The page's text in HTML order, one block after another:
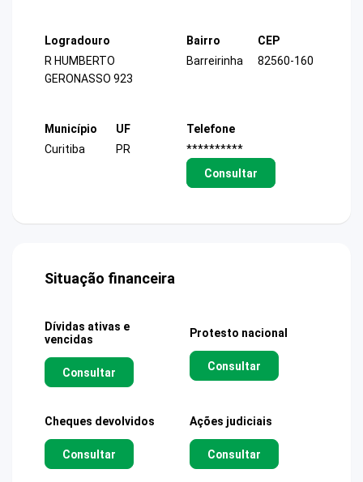
Logradouro
R HUMBERTO
GERONASSO 923
Bairro
Barreirinha
CEP
82560-160
Município
Curitiba
UF
PR
Telefone
**********
Consultar
Situação financeira
Dívidas ativas e
vencidas
Consultar
Protesto nacional
Consultar
Cheques devolvidos
Consultar
Ações judiciais
Consultar